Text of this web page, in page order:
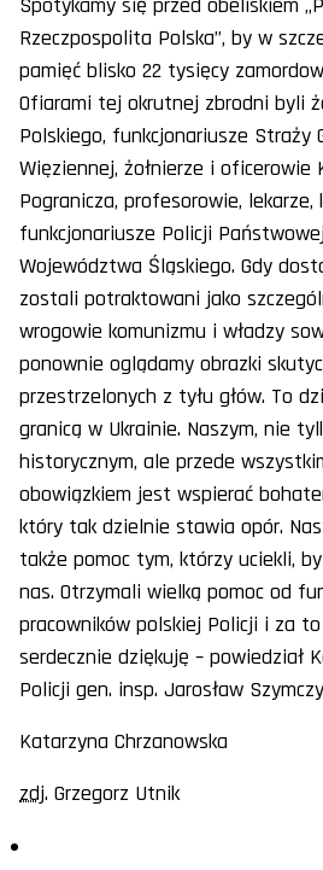
Spotykamy się przed obeliskiem
Rzeczpospolita Polska”, by w
pamięć blisko 22 tysięcy
Ofiarami tej okrutnej zbrodni byli
Polskiego, funkcjonariusze Straży
Więziennej, żołnierze i oficerowie
Pogranicza, profesorowie,
funkcjonariusze Policji
Województwa Śląskiego. Gdy
zostali potraktowani jako
wrogowie komunizmu i władzy
ponownie oglądamy obrazki
przestrzelonych z tyłu głów. To
granicą w Ukrainie. Naszym, nie
historycznym, ale przede
obowiązkiem jest wspierać
który tak dzielnie stawia opór.
także pomoc tym, którzy uciekli,
nas. Otrzymali wielką pomoc od
pracowników polskiej Policji i za
serdecznie dziękuję – powiedział
Policji gen. insp. Jarosław
Katarzyna Chrzanowska
zdj. Grzegorz Utnik